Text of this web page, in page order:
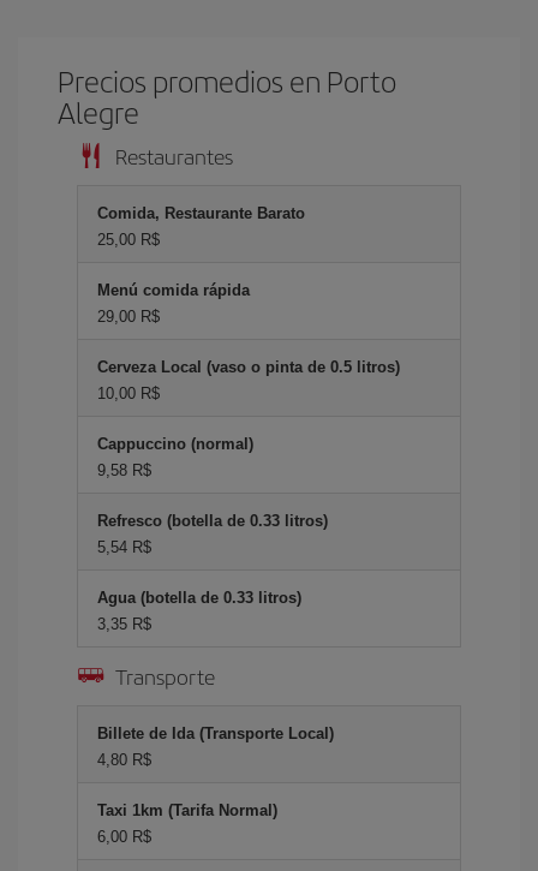
Precios promedios en Porto
Alegre
Restaurantes
Comida, Restaurante Barato
25,00 R$
Menú comida rápida
29,00 R$
Cerveza Local (vaso o pinta de 0.5 litros)
10,00 R$
Cappuccino (normal)
9,58 R$
Refresco (botella de 0.33 litros)
5,54 R$
Agua (botella de 0.33 litros)
3,35 R$
Transporte
Billete de Ida (Transporte Local)
4,80 R$
Taxi 1km (Tarifa Normal)
6,00 R$